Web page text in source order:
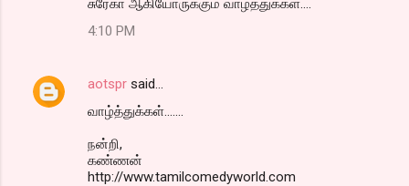
4:10 PM
aotspr said…
வாழ்த்துக்கள்.......
நன்றி,
கண்ணன்
http://www.tamilcomedyworld.com